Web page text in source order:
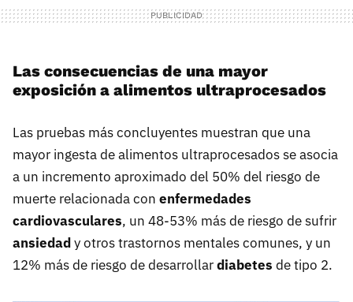
Las consecuencias de una mayor
exposición a alimentos ultraprocesados
Las pruebas más concluyentes muestran que una
mayor ingesta de alimentos ultraprocesados se asocia
a un incremento aproximado del 50% del riesgo de
muerte relacionada con enfermedades
cardiovasculares, un 48-53% más de riesgo de sufrir
ansiedady otros trastornos mentales comunes, y un
12% más de riesgo de desarrollardiabetes de tipo 2.